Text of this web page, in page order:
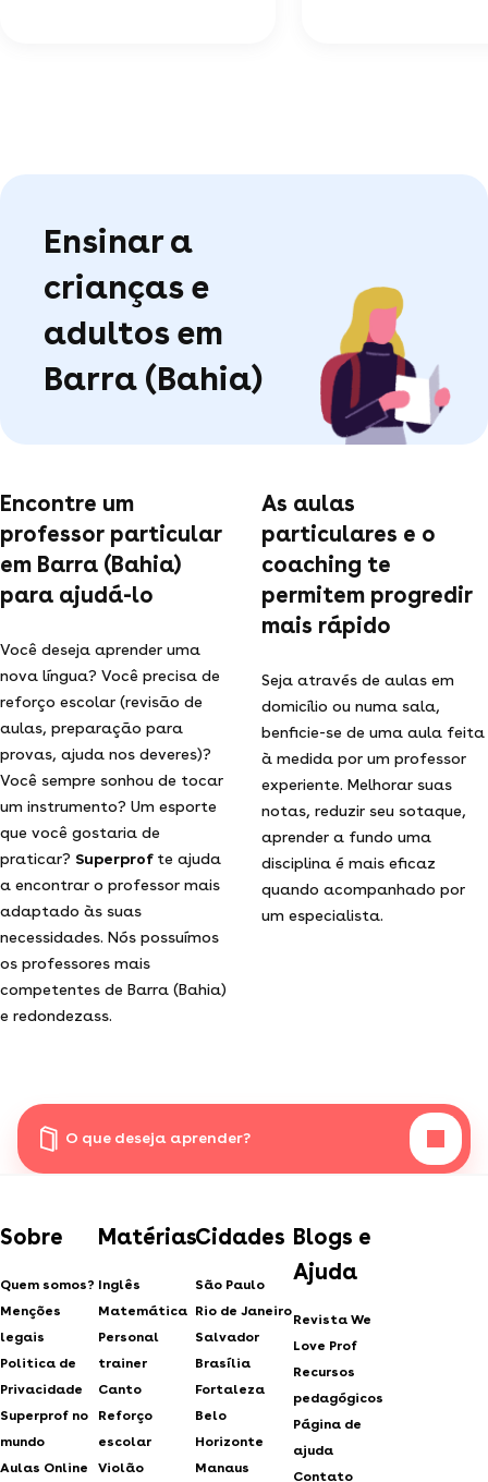
Ensinar a
crianças e
adultos em
Barra (Bahia)
Encontre um
professor particular
em Barra (Bahia)
para ajudá-lo
Você deseja aprender uma
nova língua? Você precisa de
reforço escolar (revisão de
aulas, preparação para
provas, ajuda nos deveres)?
Você sempre sonhou de tocar
um instrumento? Um esporte
que você gostaria de
praticar? Superprof te ajuda
a encontrar o professor mais
adaptado às suas
necessidades. Nós possuímos
os professores mais
competentes de Barra (Bahia)
e redondezass.
As aulas
particulares e o
coaching te
permitem progredir
mais rápido
Seja através de aulas em
domicílio ou numa sala,
benficie-se de uma aula feita
à medida por um professor
experiente. Melhorar suas
notas, reduzir seu sotaque,
aprender a fundo uma
disciplina é mais eficaz
quando acompanhado por
um especialista.
O que deseja aprender?
Sobre
Quem somos?
Menções
legais
Politica de
Privacidade
Superprof no
mundo
Aulas Online
Matérias
Inglês
Matemática
Personal
trainer
Canto
Reforço
escolar
Violão
Cidades
São Paulo
Rio de Janeiro
Salvador
Brasília
Fortaleza
Belo
Horizonte
Manaus
Blogs e
Ajuda
Revista We
Love Prof
Recursos
pedagógicos
Página de
ajuda
Contato